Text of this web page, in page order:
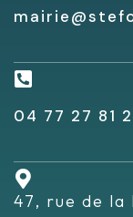
04 77 27 81
47, rue de la